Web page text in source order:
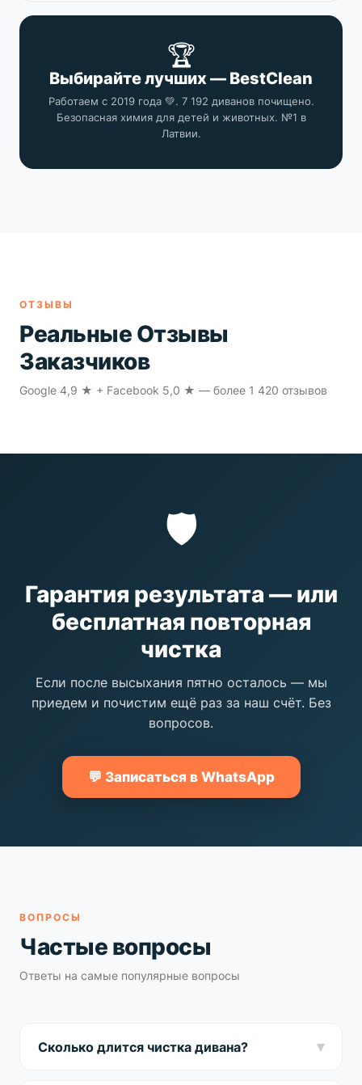
🏆
Выбирайте лучших — BestClean
Работаем с 2019 года 💚. 7 192 диванов почищено.
Безопасная химия для детей и животных. №1 в
Латвии.
ОТЗЫВЫ
Реальные Отзывы
Заказчиков
Google 4,9 ★ + Facebook 5,0 ★ — более 1 420 отзывов
🛡️
Гарантия результата — или
бесплатная повторная
чистка
Если после высыхания пятно осталось — мы
приедем и почистим ещё раз за наш счёт. Без
вопросов.
💬 Записаться в WhatsApp
ВОПРОСЫ
Частые вопросы
Ответы на самые популярные вопросы
Сколько длится чистка дивана? ▾